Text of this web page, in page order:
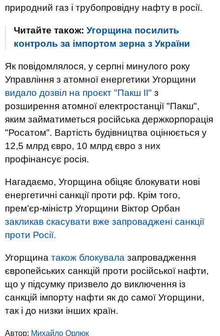
природний газ і трубопровідну нафту в росії.
Читайте також: Угорщина посилить
контроль за імпортом зерна з України
Як повідомлялося, у серпні минулого року
Управління з атомної енергетики Угорщини
видало дозвіл на проєкт "Пакш ІІ" з
розширення атомної електростанції "Пакш",
яким займатиметься російська держкорпорація
"Росатом". Вартість будівництва оцінюється у
12,5 млрд євро, 10 млрд євро з них
профінансує росія.
Нагадаємо, Угорщина обіцяє блокувати нові
енергетичні санкції проти рф. Крім того,
прем’єр-міністр Угорщини Віктор Орбан
закликав скасувати вже запроваджені санкції
проти Росії.
Угорщина також блокувала запровадження
європейських санкцій проти російської нафти,
що у підсумку призвело до виключення із
санкцій імпорту нафти як до самої Угорщини,
так і до низки інших країн.
Автор: Михайло Орлюк